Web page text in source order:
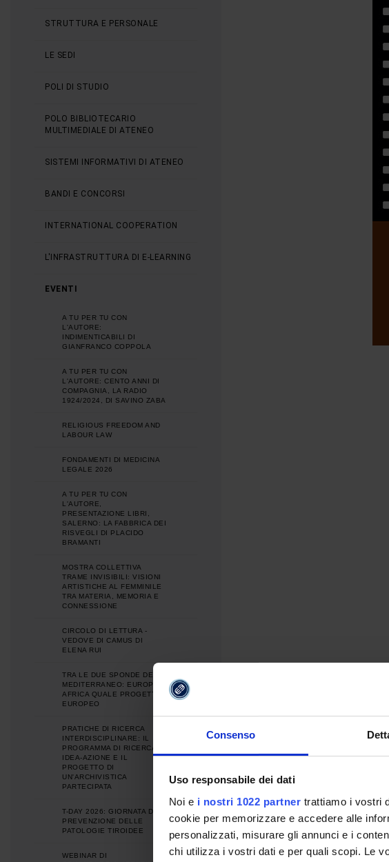
Consenso
Uso responsabile dei dati
Noi e i nostri 1022 partner trattiamo i vostri
cookie per memorizzare e accedere alle
personalizzati, misurare gli annunci e i
chi utilizza i vostri dati e per quali scopi. Le
STRUTTURA E PERSONALE
LE SEDI
POLI DI STUDIO
POLO BIBLIOTECARIO
MULTIMEDIALE DI ATENEO
SISTEMI INFORMATIVI DI ATENEO
BANDI E CONCORSI
INTERNATIONAL COOPERATION
L'INFRASTRUTTURA DI E-LEARNING
EVENTI
A TU PER TU CON
L'AUTORE:
INDIMENTICABILI DI
GIANFRANCO COPPOLA
A TU PER TU CON
L'AUTORE: CENTO ANNI DI
COMPAGNIA, LA RADIO
1924/2024, DI SAVINO ZABA
RELIGIOUS FREEDOM AND
LABOUR LAW
FONDAMENTI DI MEDICINA
LEGALE 2026
A TU PER TU CON
L'AUTORE,
PRESENTAZIONE LIBRI,
SALERNO: LA FABBRICA DEI
RISVEGLI DI PLACIDO
BRAMANTI
MOSTRA COLLETTIVA
TRAME INVISIBILI: VISIONI
ARTISTICHE AL FEMMINILE
TRA MATERIA, MEMORIA E
CONNESSIONE
CIRCOLO DI LETTURA -
VEDOVE DI CAMUS DI
ELENA RUI
TRA LE DUE SPONDE DEL
MEDITERRANEO: EUROPA E
AFRICA QUALE PROGETTO
EUROPEO
PRATICHE DI RICERCA
INTERDISCIPLINARE: IL
PROGRAMMA DI RICERCA
IDEA-AZIONE E IL
PROGETTO DI
UN'ARCHIVISTICA
PARTECIPATA
T-DAY 2026: GIORNATA DI
PREVENZIONE DELLE
PATOLOGIE TIROIDEE
WEBINAR DI